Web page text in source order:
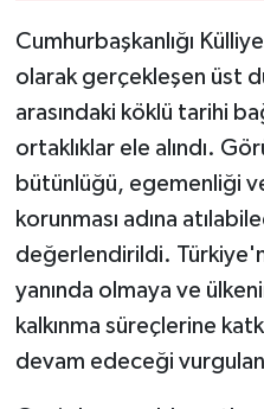
Cumhurbaşkanlığı
olarak gerçekleşen üst
arasındaki köklü tarihi
ortaklıklar ele alındı.
bütünlüğü, egemenliği
korunması adına
değerlendirildi.
yanında olmaya ve
kalkınma süreçlerine
devam edeceği